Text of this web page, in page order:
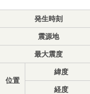
発生時刻
震源地
最大震度
位置
緯度
経度